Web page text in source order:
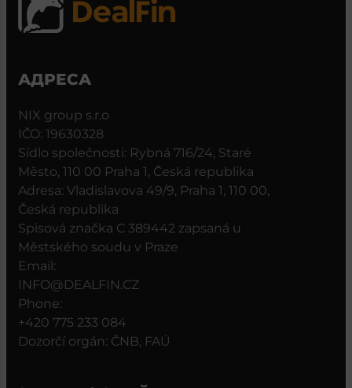
АДРЕСА
NIX group s.r.o
IČO: 19630328
Sídlo společnosti: Rybná 716/24, Staré
Město, 110 00 Praha 1, Česká republika
Adresa: Vladislavova 49/9, Praha 1, 110 00,
Česká republika
Spisová značka C 389442 zapsaná u
Městského soudu v Praze
Email:
INFO@DEALFIN.CZ
Phone:
+420 775 233 084
Dozorčí orgán: ČNB, FAÚ